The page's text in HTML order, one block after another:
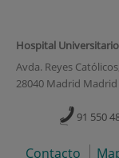
Hospital
Avda. Reyes
28040 Madrid Madrid
91 550
Contacto